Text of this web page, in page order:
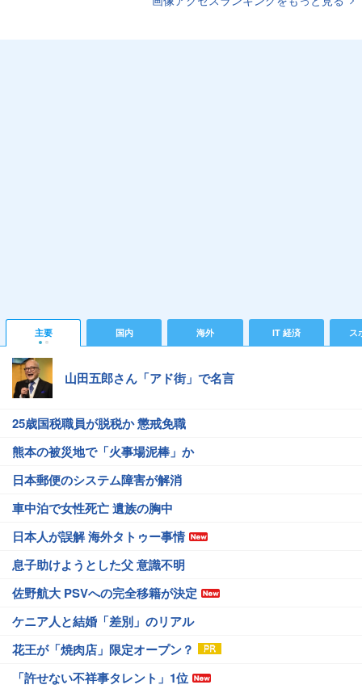
主要 国内 海外 IT 経済 ス
山田五郎さん「アド街」で名言
25歳国税職員が脱税か 懲戒免職
熊本の被災地で「火事場泥棒」か
日本郵便のシステム障害が解消
車中泊で女性死亡 遺族の胸中
日本人が誤解 海外タトゥー事情
息子助けようとした父 意識不明
佐野航大 PSVへの完全移籍が決定
ケニア人と結婚「差別」のリアル
花王が「焼肉店」限定オープン？
「許せない不祥事タレント」1位